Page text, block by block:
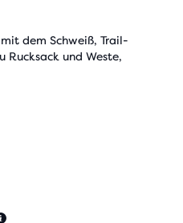
dem Schweiß, Trail-
Rucksack und Weste,